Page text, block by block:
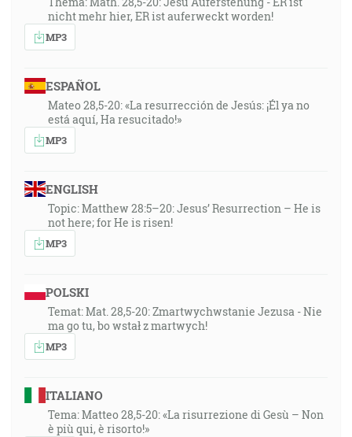
nicht mehr hier, ER ist auferweckt worden!
MP3
ESPAÑOL
Mateo 28,5-20: «La resurrección de Jesús: ¡Él ya no
está aquí, Ha resucitado!»
MP3
ENGLISH
Topic: Matthew 28:5–20: Jesus’ Resurrection – He is
not here; for He is risen!
MP3
POLSKI
Temat: Mat. 28,5-20: Zmartwychwstanie Jezusa - Nie
ma go tu, bo wstał z martwych!
MP3
ITALIANO
Tema: Matteo 28,5-20: «La risurrezione di Gesù – Non
è più qui, è risorto!»